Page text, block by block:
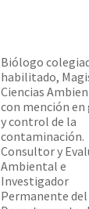
Biólogo
habilitado,
Ciencias
con mención
y control de la
contaminación.
Consultor y
Ambiental e
Investigador
Permanente del